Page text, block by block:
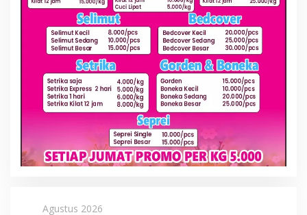
Agustus 2026